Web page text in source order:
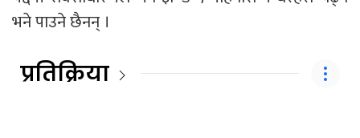
भने पाउने छैनन् ।
प्रतिक्रिया